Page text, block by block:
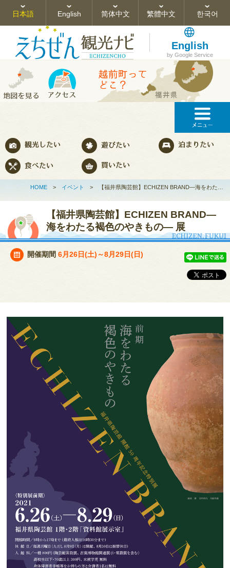
日本語 English 简体中文 繁體中文 한국어
English
by Google Service
HOME> イベント > 【福井県陶芸館】ECHIZEN BRAND―海をわた…
【福井県陶芸館】ECHIZEN BRAND―
海をわたる褐色のやきもの― 展
開催期間 6月26日(土)～8月29日(日)